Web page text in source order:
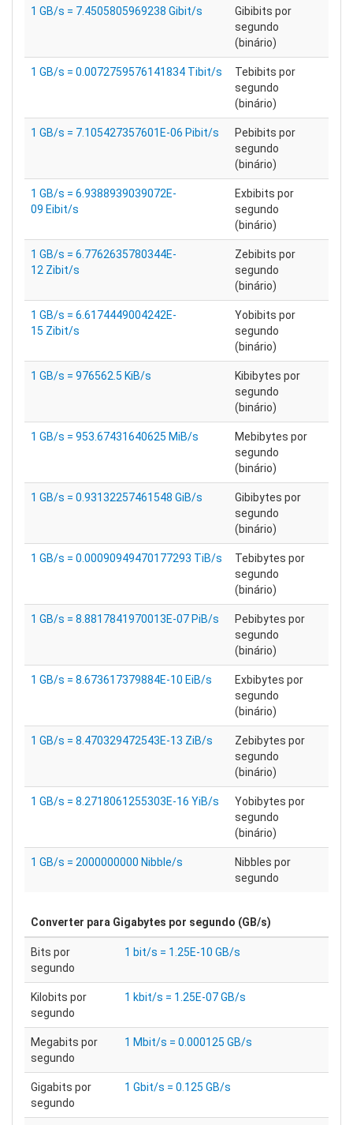
1 GB/s = 7.4505805969238 Gibit/s
Gibibits por
segundo
(binário)
1 GB/s = 0.0072759576141834 Tibit/s
Tebibits por
segundo
(binário)
1 GB/s = 7.105427357601E-06 Pibit/s
Pebibits por
segundo
(binário)
1 GB/s = 6.9388939039072E-
09 Eibit/s
Exbibits por
segundo
(binário)
1 GB/s = 6.7762635780344E-
12 Zibit/s
Zebibits por
segundo
(binário)
1 GB/s = 6.6174449004242E-
15 Zibit/s
Yobibits por
segundo
(binário)
1 GB/s = 976562.5 KiB/s
Kibibytes por
segundo
(binário)
1 GB/s = 953.67431640625 MiB/s
Mebibytes por
segundo
(binário)
1 GB/s = 0.93132257461548 GiB/s
Gibibytes por
segundo
(binário)
1 GB/s = 0.00090949470177293 TiB/s
Tebibytes por
segundo
(binário)
1 GB/s = 8.8817841970013E-07 PiB/s
Pebibytes por
segundo
(binário)
1 GB/s = 8.673617379884E-10 EiB/s
Exbibytes por
segundo
(binário)
1 GB/s = 8.470329472543E-13 ZiB/s
Zebibytes por
segundo
(binário)
1 GB/s = 8.2718061255303E-16 YiB/s
Yobibytes por
segundo
(binário)
1 GB/s = 2000000000 Nibble/s
Nibbles por
segundo
Converter para Gigabytes por segundo (GB/s)
Bits por
segundo
1 bit/s = 1.25E-10 GB/s
Kilobits por
segundo
1 kbit/s = 1.25E-07 GB/s
Megabits por
segundo
1 Mbit/s = 0.000125 GB/s
Gigabits por
segundo
1 Gbit/s = 0.125 GB/s